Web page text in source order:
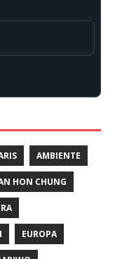
AMBIENTE
HON CHUNG
EUROPA